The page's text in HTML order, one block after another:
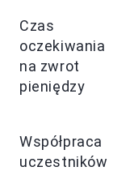
Czas
oczekiwania
na zwrot
pieniędzy
Współpraca
uczestników